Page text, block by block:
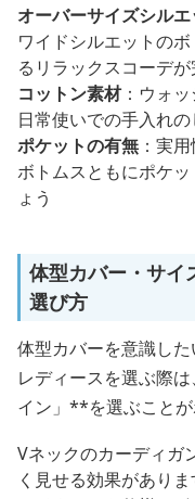
オーバーサイズシルエ
ワイドシルエットの
るリラックスコーデ
コットン素材：ウォッ
日常使いでの手入れ
ポケットの有無 ：実
ボトムスともにポケ
ょう
体型カバー・サイ
選び方
体型カバーを意識し
レディースを選ぶ際
イン」**を選ぶことが
Vネックのカーディガ
く見せる効果がありま